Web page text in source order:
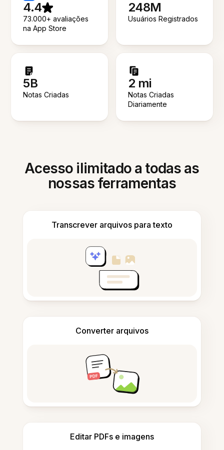
4.4
73.000+ avaliações
na App Store
248M
Usuários Registrados
5B
Notas Criadas
2 mi
Notas Criadas
Diariamente
Acesso ilimitado a todas as
nossas ferramentas
Transcrever arquivos para texto
Converter arquivos
Editar PDFs e imagens